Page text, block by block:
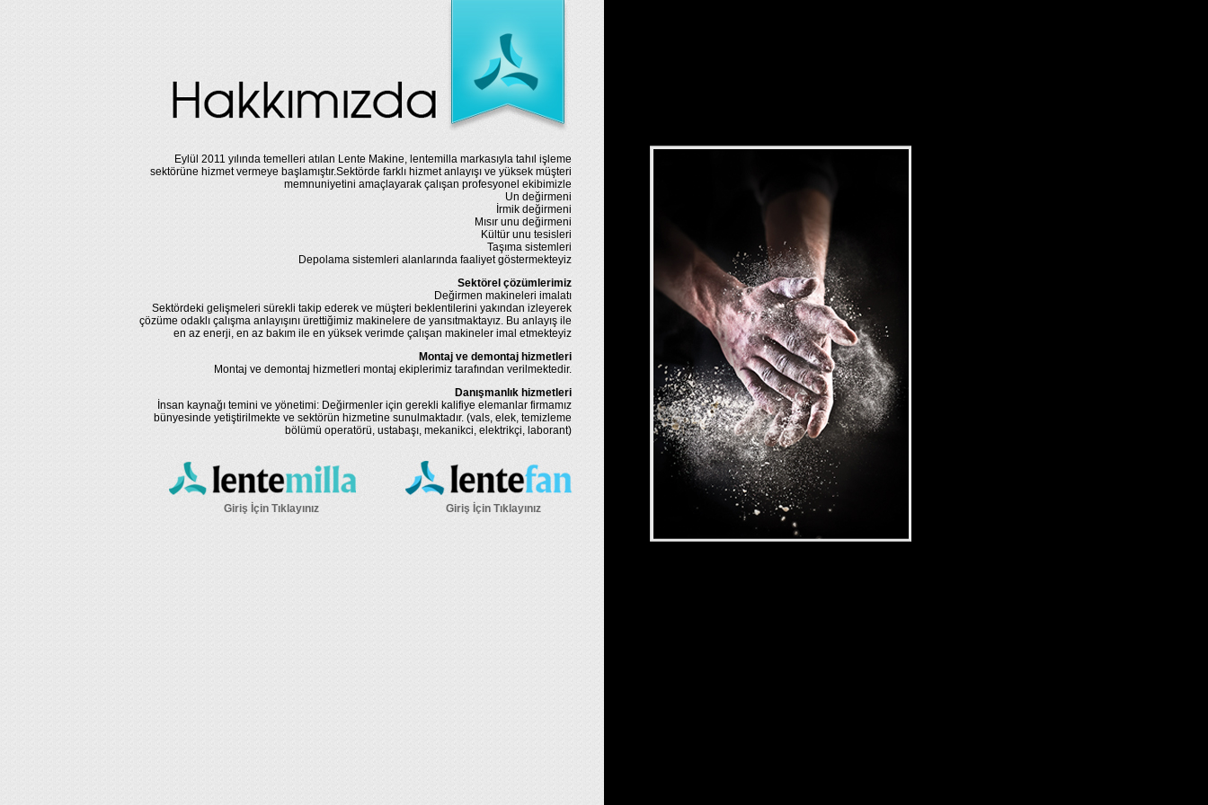
Eylül 2011 yılında temelleri atılan Lente Makine, lentemilla markasıyla tahıl işleme
sektörüne hizmet vermeye başlamıştır.Sektörde farklı hizmet anlayışı ve yüksek müşteri
memnuniyetini amaçlayarak çalışan profesyonel ekibimizle
Un değirmeni
İrmik değirmeni
Mısır unu değirmeni
Kültür unu tesisleri
Taşıma sistemleri
Depolama sistemleri alanlarında faaliyet göstermekteyiz
Sektörel çözümlerimiz
Değirmen makineleri imalatı
Sektördeki gelişmeleri sürekli takip ederek ve müşteri beklentilerini yakından izleyerek
çözüme odaklı çalışma anlayışını ürettiğimiz makinelere de yansıtmaktayız. Bu anlayış ile
en az enerji, en az bakım ile en yüksek verimde çalışan makineler imal etmekteyiz
Montaj ve demontaj hizmetleri
Montaj ve demontaj hizmetleri montaj ekiplerimiz tarafından verilmektedir.
Danışmanlık hizmetleri
İnsan kaynağı temini ve yönetimi: Değirmenler için gerekli kalifiye elemanlar firmamız
bünyesinde yetiştirilmekte ve sektörün hizmetine sunulmaktadır. (vals, elek, temizleme
bölümü operatörü, ustabaşı, mekanikci, elektrikçi, laborant)
Giriş İçin Tıklayınız Giriş İçin Tıklayınız